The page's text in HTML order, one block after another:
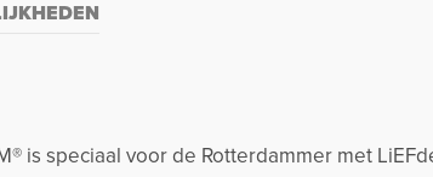
is speciaal voor de Rotterdammer met